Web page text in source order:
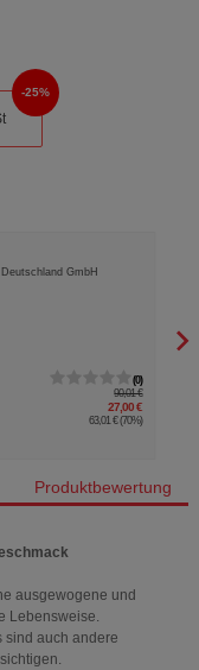
25%
GmbH
0
90,01 €
27,00 €
63,01 € (70%)
Produktbewertung
ausgewogene und
Lebensweise.
sind auch andere